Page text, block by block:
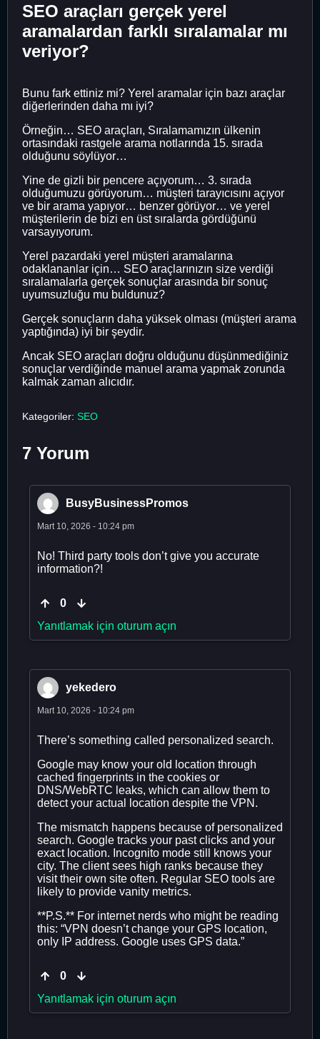
SEO araçları gerçek yerel
aramalardan farklı sıralamalar mı
veriyor?
Bunu fark ettiniz mi? Yerel aramalar için bazı araçlar
diğerlerinden daha mı iyi?
Örneğin… SEO araçları, Sıralamamızın ülkenin
ortasındaki rastgele arama notlarında 15. sırada
olduğunu söylüyor…
Yine de gizli bir pencere açıyorum… 3. sırada
olduğumuzu görüyorum… müşteri tarayıcısını açıyor
ve bir arama yapıyor… benzer görüyor… ve yerel
müşterilerin de bizi en üst sıralarda gördüğünü
varsayıyorum.
Yerel pazardaki yerel müşteri aramalarına
odaklananlar için… SEO araçlarınızın size verdiği
sıralamalarla gerçek sonuçlar arasında bir sonuç
uyumsuzluğu mu buldunuz?
Gerçek sonuçların daha yüksek olması (müşteri arama
yaptığında) iyi bir şeydir.
Ancak SEO araçları doğru olduğunu düşünmediğiniz
sonuçlar verdiğinde manuel arama yapmak zorunda
kalmak zaman alıcıdır.
Kategoriler: SEO
7 Yorum
BusyBusinessPromos
Mart 10, 2026 - 10:24 pm
No! Third party tools don’t give you accurate
information?!
0
Yanıtlamak için oturum açın
yekedero
Mart 10, 2026 - 10:24 pm
There’s something called personalized search.
Google may know your old location through
cached fingerprints in the cookies or
DNS/WebRTC leaks, which can allow them to
detect your actual location despite the VPN.
The mismatch happens because of personalized
search. Google tracks your past clicks and your
exact location. Incognito mode still knows your
city. The client sees high ranks because they
visit their own site often. Regular SEO tools are
likely to provide vanity metrics.
**P.S.** For internet nerds who might be reading
this: “VPN doesn’t change your GPS location,
only IP address. Google uses GPS data.”
0
Yanıtlamak için oturum açın